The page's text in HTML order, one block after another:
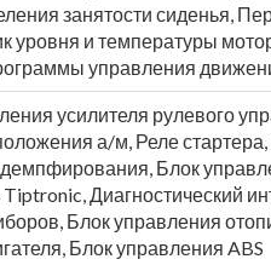
занятости сиденья,
уровня и температуры
управления
усилителя рулевого
а/м, Реле
Блок
Диагностический
Блок управления
Блок управления ABS